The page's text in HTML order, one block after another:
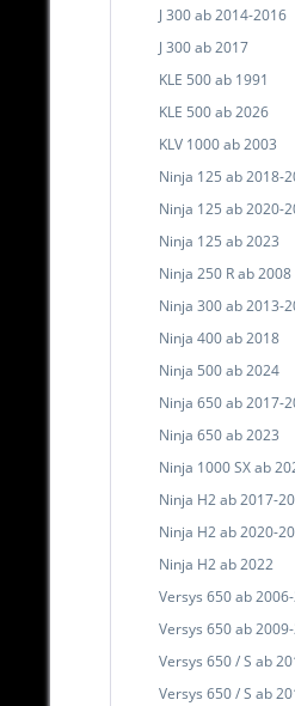
J 300 ab 2014-2016
J 300 ab 2017
KLE 500 ab 1991
KLE 500 ab 2026
KLV 1000 ab 2003
Ninja 125 ab 2018-
Ninja 125 ab 2020-
Ninja 125 ab 2023
Ninja 250 R ab 2008
Ninja 300 ab 2013-
Ninja 400 ab 2018
Ninja 500 ab 2024
Ninja 650 ab 2017-
Ninja 650 ab 2023
Ninja 1000 SX ab
Ninja H2 ab 2017-
Ninja H2 ab 2020-
Ninja H2 ab 2022
Versys 650 ab
Versys 650 ab
Versys 650 / S ab
Versys 650 / S ab